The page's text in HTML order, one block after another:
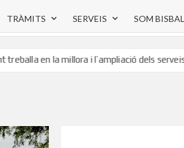
TRÀMITS SERVEIS SOM BISBAL
la millora i l’ampliació dels serveis del SOM